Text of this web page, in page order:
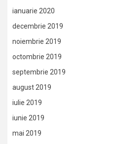
ianuarie 2020
decembrie 2019
noiembrie 2019
octombrie 2019
septembrie 2019
august 2019
iulie 2019
iunie 2019
mai 2019